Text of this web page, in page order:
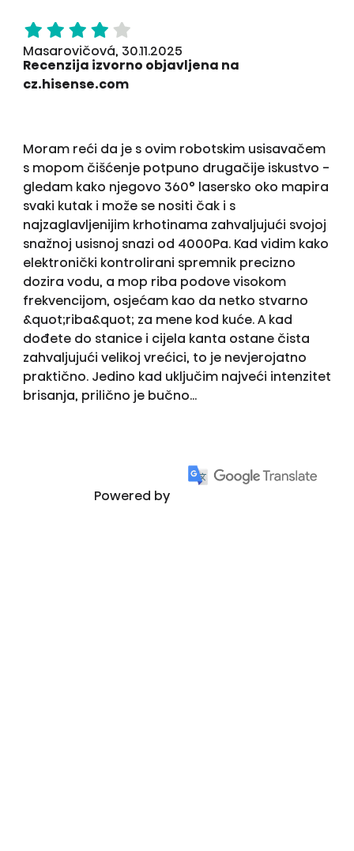
Masarovičová, 30.11.2025
Recenzija izvorno objavljena na
cz.hisense.com
Moram reći da je s ovim robotskim usisavačem
s mopom čišćenje potpuno drugačije iskustvo -
gledam kako njegovo 360° lasersko oko mapira
svaki kutak i može se nositi čak i s
najzaglavljenijim krhotinama zahvaljujući svojoj
snažnoj usisnoj snazi od 4000Pa. Kad vidim kako
elektronički kontrolirani spremnik precizno
dozira vodu, a mop riba podove visokom
frekvencijom, osjećam kao da netko stvarno
&quot;riba&quot; za mene kod kuće. A kad
dođete do stanice i cijela kanta ostane čista
zahvaljujući velikoj vrećici, to je nevjerojatno
praktično. Jedino kad uključim najveći intenzitet
brisanja, prilično je bučno…
Powered by